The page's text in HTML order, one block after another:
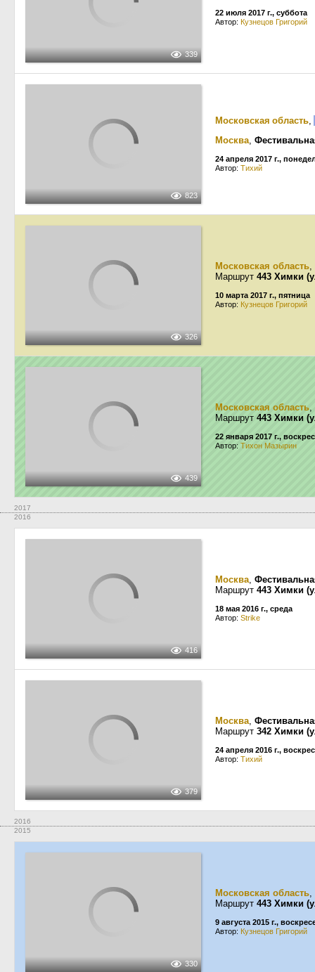
339
22 июля 2017 г., суббота
Автор: Кузнецов Григорий
823
Московская область,
Москва,
24 апреля 2017 г.,
Автор: Тихий
326
Московская область,
Маршрут 443 Химки
10 марта 2017 г., пятница
Автор: Кузнецов Григорий
439
Московская область,
Маршрут 443 Химки
22 января 2017 г.,
Автор: Тихон Мазырин
2017
2016
416
Москва,
Маршрут 443 Химки
18 мая 2016 г., среда
Автор: Strike
379
Москва,
Маршрут 342 Химки
24 апреля 2016 г.,
Автор: Тихий
2016
2015
330
Московская область,
Маршрут 443 Химки
9 августа 2015 г.,
Автор: Кузнецов Григорий